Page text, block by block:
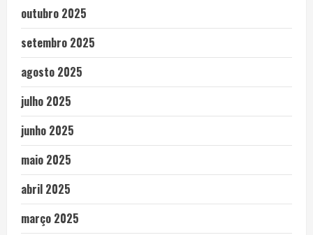
outubro 2025
setembro 2025
agosto 2025
julho 2025
junho 2025
maio 2025
abril 2025
março 2025